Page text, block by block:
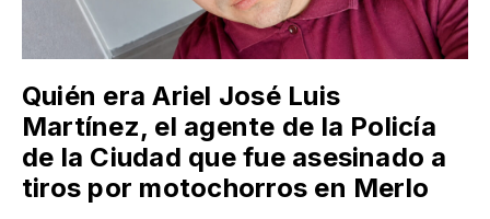
Quién era Ariel José Luis
Martínez, el agente de la Policía
de la Ciudad que fue asesinado a
tiros por motochorros en Merlo